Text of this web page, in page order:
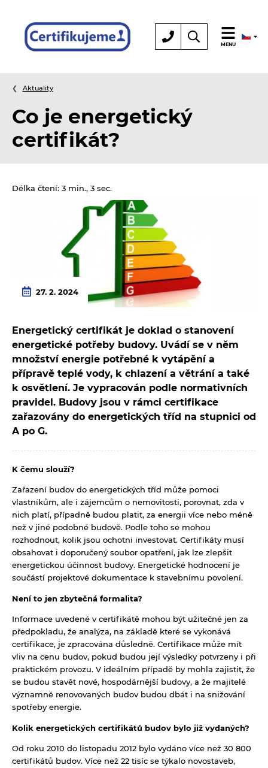
Certifikace MENU
Aktuality
Co je energetický
certifikát?
Délka čtení: 3 min., 3 sec.
27. 2. 2024
Energetický certifikát je doklad o stanovení
energetické potřeby budovy. Uvádí se v něm
množství energie potřebné k vytápění a
přípravě teplé vody, k chlazení a větrání a také
k osvětlení. Je vypracován podle normativních
pravidel. Budovy jsou v rámci certifikace
zařazovány do energetických tříd na stupnici od
A po G.
K čemu slouží?
Zařazení budov do energetických tříd může pomoci
vlastníkům, ale i zájemcům o nemovitosti, porovnat, zda v
nich platí, případně budou platit, za energii více nebo méně
než v jiné podobné budově. Podle toho se mohou
rozhodnout, kolik jsou ochotni investovat. Certifikáty musí
obsahovat i doporučený soubor opatření, jak lze zlepšit
energetickou účinnost budovy. Energetické hodnocení je
součástí projektové dokumentace k stavebnímu povolení.
Není to jen zbytečná formalita?
Informace uvedené v certifikátě mohou být užitečné jen za
předpokladu, že analýza, na základě které se vykonává
certifikace, je zpracována důsledně. Certifikace může mít
vliv na cenu budov, pokud budou její výsledky potvrzeny i při
praktickém provozu. V ideálním případě by mohla zajistit, že
se budou stavět nové, hospodárnější budovy, a že majitelé
významně renovovaných budov budou dbát i na snižování
spotřeby energie.
Kolik energetických certifikátů budov bylo již vydaných?
Od roku 2010 do listopadu 2012 bylo vydáno více než 30 800
certifikátů budov. Více než 22 tisíc se týkalo novostaveb,